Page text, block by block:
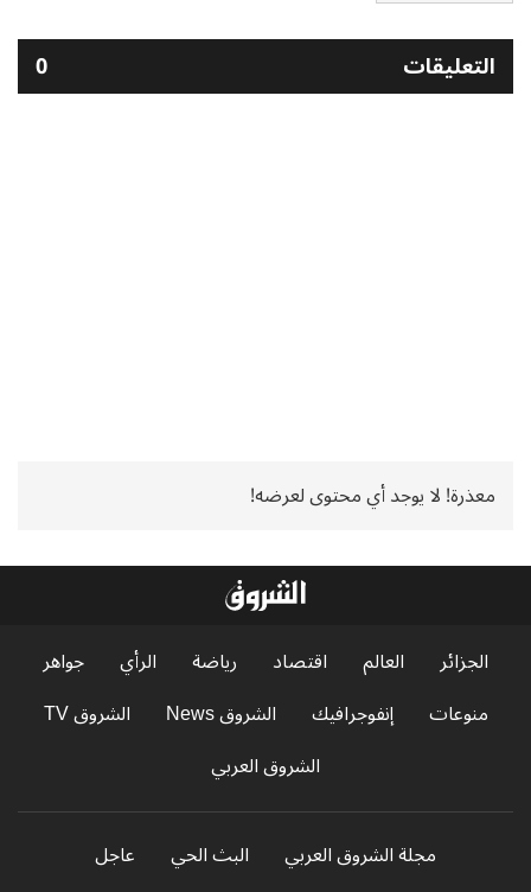
التعليقات 0
معذرة! لا يوجد أي محتوى لعرضه!
الجزائر العالم اقتصاد رياضة الرأي
جواهر
منوعات
إنفوجرافيك الشروق News
الشروق TV
الشروق العربي
مجلة الشروق العربي البث الحي
عاجل